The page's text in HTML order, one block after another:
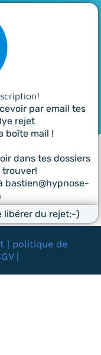
par email tes
rejet
boîte mail !
dans tes dossiers
trouver!
bastien@hypnose-
libérer du rejet;-)
| politique de
|